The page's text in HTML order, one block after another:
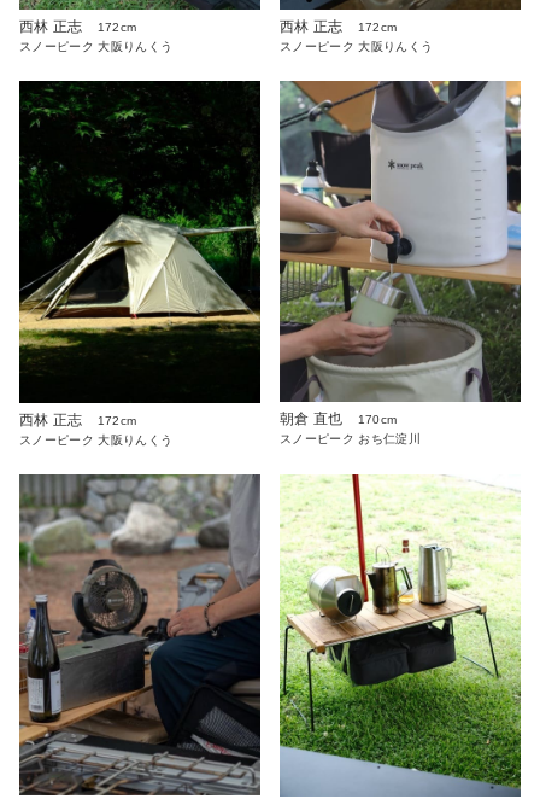
西林 正志
172cm
スノーピーク 大阪りんくう
西林 正志
172cm
スノーピーク 大阪りんくう
西林 正志
172cm
スノーピーク 大阪りんくう
朝倉 直也
170cm
スノーピーク おち仁淀川